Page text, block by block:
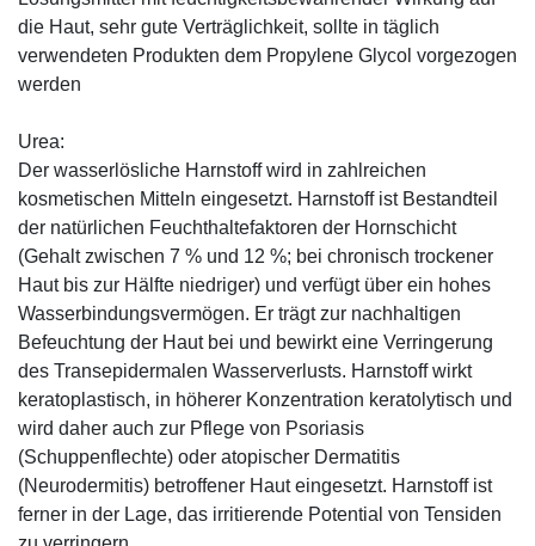
die Haut, sehr gute Verträglichkeit, sollte in täglich
verwendeten Produkten dem Propylene Glycol vorgezogen
werden
Urea:
Der wasserlösliche Harnstoff wird in zahlreichen
kosmetischen Mitteln eingesetzt. Harnstoff ist Bestandteil
der natürlichen Feuchthaltefaktoren der Hornschicht
(Gehalt zwischen 7 % und 12 %; bei chronisch trockener
Haut bis zur Hälfte niedriger) und verfügt über ein hohes
Wasserbindungsvermögen. Er trägt zur nachhaltigen
Befeuchtung der Haut bei und bewirkt eine Verringerung
des Transepidermalen Wasserverlusts. Harnstoff wirkt
keratoplastisch, in höherer Konzentration keratolytisch und
wird daher auch zur Pflege von Psoriasis
(Schuppenflechte) oder atopischer Dermatitis
(Neurodermitis) betroffener Haut eingesetzt. Harnstoff ist
ferner in der Lage, das irritierende Potential von Tensiden